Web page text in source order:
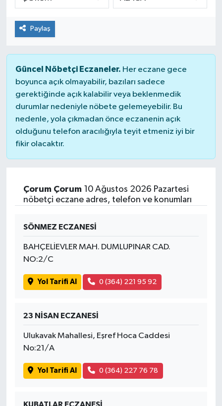
Paylaş
Güncel Nöbetçi Eczaneler. Her eczane gece
boyunca açık olmayabilir, bazıları sadece
gerektiğinde açık kalabilir veya beklenmedik
durumlar nedeniyle nöbete gelemeyebilir. Bu
nedenle, yola çıkmadan önce eczanenin açık
olduğunu telefon aracılığıyla teyit etmeniz iyi bir
fikir olacaktır.
Çorum Çorum10 Ağustos 2026 Pazartesi
nöbetçi eczane adres, telefon ve konumları
SÖNMEZ ECZANESİ
BAHÇELİEVLER MAH. DUMLUPINAR CAD.
NO:2/C
Yol Tarifi Al 0 (364) 221 95 92
23 NİSAN ECZANESİ
Ulukavak Mahallesi, Eşref Hoca Caddesi
No:21/A
Yol Tarifi Al 0 (364) 227 76 78
KUBATLAR ECZANESİ
HABERDE İNSAN
BİLİM VE TEKNOLOJİ
KAMPANYALAR
KÜLTÜR-SANAT
ÖZEL HABER
SİYASET
VEFATLAR
Yerel